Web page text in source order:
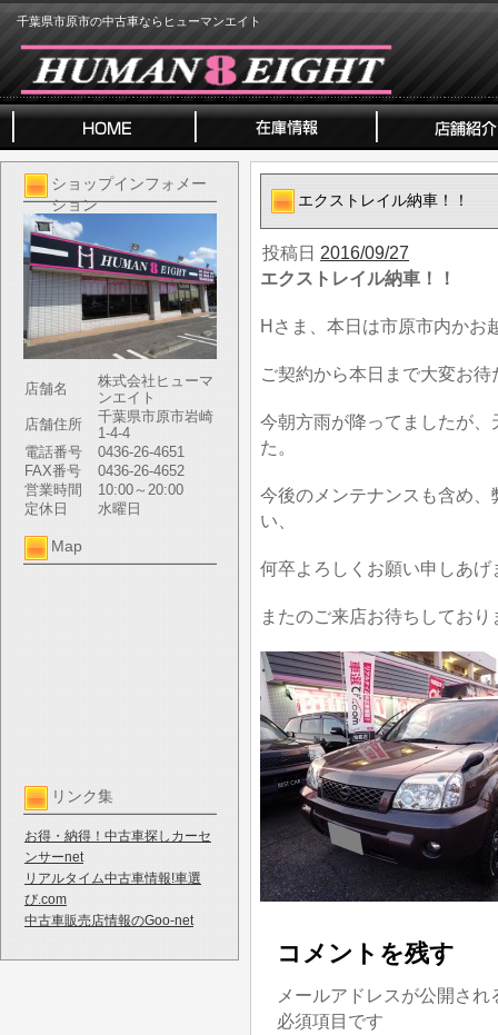
千葉県市原市の中古車ならヒューマンエイト
ショップインフォメー
ション
店舗名
株式会社ヒューマ
ンエイト
店舗住所
千葉県市原市岩崎
1-4-4
電話番号
0436-26-4651
FAX番号
0436-26-4652
営業時間
10:00～20:00
定休日
水曜日
Map
リンク集
お得・納得！中古車探しカーセ
ンサーnet
リアルタイム中古車情報!車選
び.com
中古車販売店情報のGoo-net
エクストレイル納車！！
投稿日 2016/09/27
エクストレイル納車！！
Hさま、本日は市原市内かお
ご契約から本日まで大変お
今朝方雨が降ってましたが
た。
今後のメンテナンスも含め
い、
何卒よろしくお願い申しあげ
またのご来店お待ちしており
コメントを残す
メールアドレスが公開さ
必須項目です